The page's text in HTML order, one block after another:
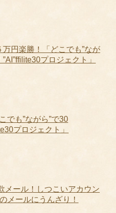
万円楽勝！「どこでも”なが
”AI”ffilite30プロジェクト」
でも”ながら”で30
プロジェクト」
メール！しつこいアカウン
メールにうんざり！